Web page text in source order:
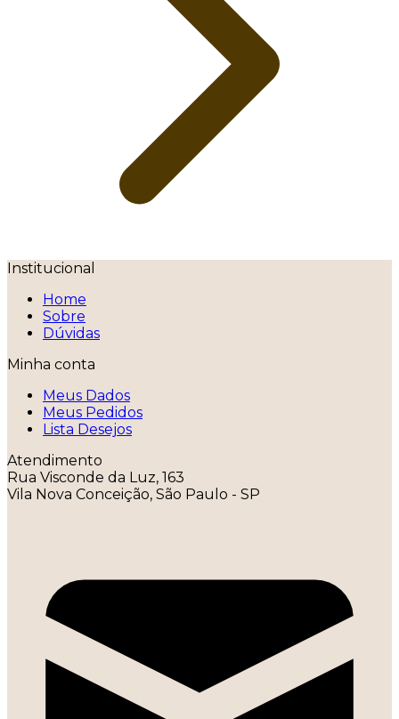
Institucional
Home
Sobre
Dúvidas
Minha conta
Meus Dados
Meus Pedidos
Lista Desejos
Atendimento
Rua Visconde da Luz, 163
Vila Nova Conceição, São Paulo - SP